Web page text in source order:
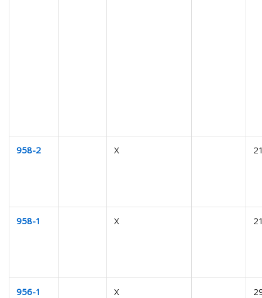
958-2 X
958-1 X
956-1 X